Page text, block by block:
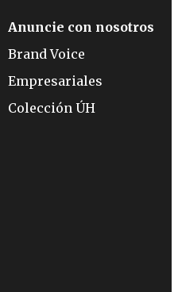
Anuncie con nosotros
Brand Voice
Empresariales
Colección ÚH